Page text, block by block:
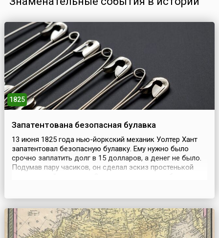
1825
Запатентована безопасная булавка
13 июня 1825 года нью-йоркский механик Уолтер Хант
запатентовал безопасную булавку. Ему нужно было
срочно заплатить долг в 15 долларов, а денег не было.
Подумав пару часиков, он сделал эскиз простенькой